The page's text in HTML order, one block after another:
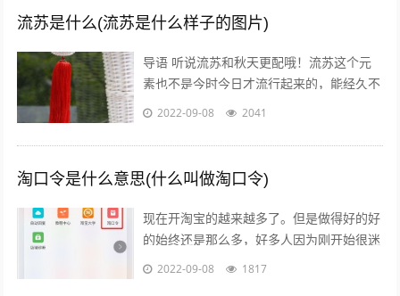
流苏是什么(流苏是什么样子的图片)
导语 听说流苏和秋天更配哦！流苏这个元
素也不是今时今日才流行起来的，能经久不
衰是因为它真的美呆了~踏进9月，秋高气
2022-09-08 2041
淘口令是什么意思(什么叫做淘口令)
现在开淘宝的越来越多了。但是做得好的好
的始终还是那么多，好多人因为刚开始很迷
茫，不知道怎么做，或者做到一半发现没有
2022-09-08 1817